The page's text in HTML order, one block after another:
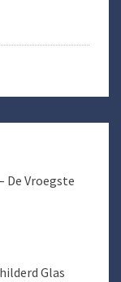
De Vroegste
Glas